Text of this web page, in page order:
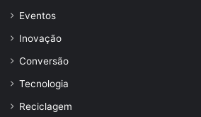
Eventos
Inovação
Conversão
Tecnologia
Reciclagem